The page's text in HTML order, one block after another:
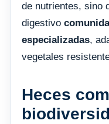
de nutrientes, sino
digestivo
especializadas,
vegetales
Heces